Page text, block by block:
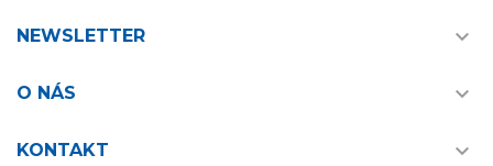
NEWSLETTER 
O NÁS 
KONTAKT 